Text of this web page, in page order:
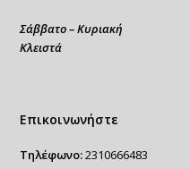
Σάββατο – Κυριακή
Κλειστά
Επικοινωνήστε
Τηλέφωνο:2310666483